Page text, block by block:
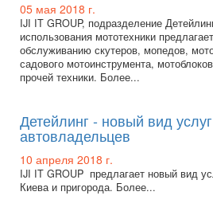
05 мая 2018 г.
IJI IT GROUP, подразделение
использования мототехники
обслуживанию скутеров, мопедов,
садового мотоинструмента,
прочей техники. Более...
Детейлинг - новый вид
автовладельцев
10 апреля 2018 г.
IJI IT GROUP предлагает новый вид
Киева и пригорода. Более...